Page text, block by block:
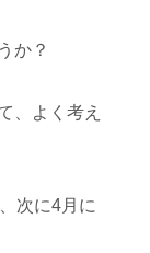
か？
、よく考え
次に4月に